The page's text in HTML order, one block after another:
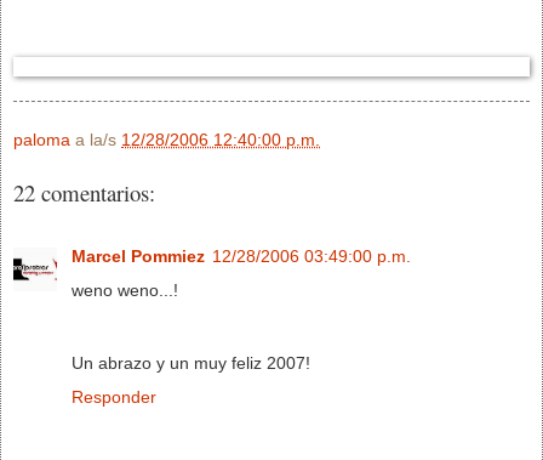
paloma a la/s 12/28/2006 12:40:00 p.m.
22 comentarios:
Marcel Pommiez 12/28/2006 03:49:00 p.m.
weno weno...!
Un abrazo y un muy feliz 2007!
Responder